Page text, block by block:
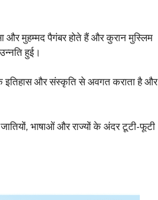
मुहम्मद पैगंबर होते हैं और कुरान मुस्लिम
हुई।
इतिहास और संस्कृति से अवगत कराता है और
भाषाओं और राज्यों के अंदर टूटी-फूटी